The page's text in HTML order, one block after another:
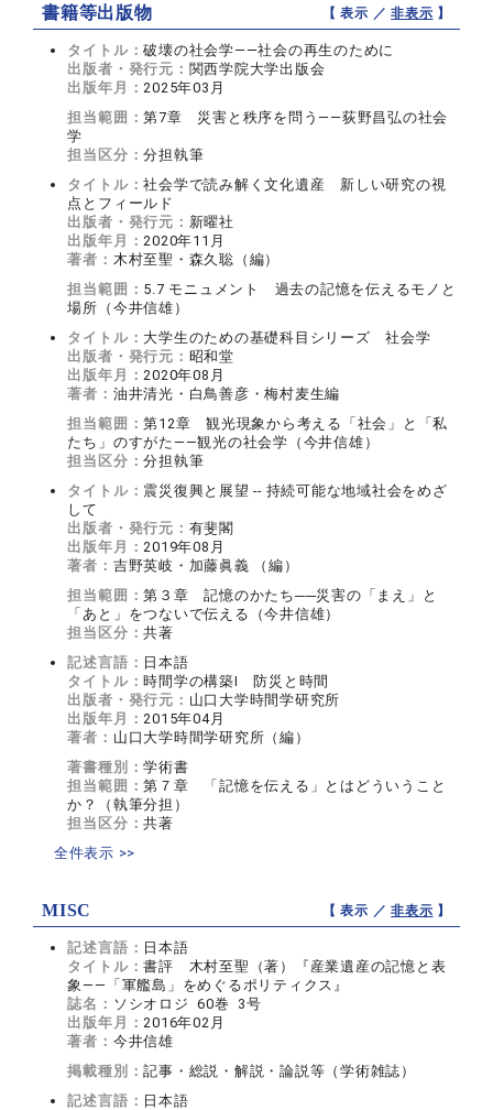
書籍等出版物 【 表示 ／非表示 】
タイトル：破壊の社会学――社会の再生のために
出版者・発行元： 関西学院大学出版会
出版年月：2025年03月
担当範囲：第7章 災害と秩序を問う――荻野昌弘の社会
学
担当区分：分担執筆
タイトル：社会学で読み解く文化遺産 新しい研究の視
点とフィールド
出版者・発行元： 新曜社
出版年月：2020年11月
著者： 木村至聖・森久聡（編）
担当範囲： 5.7 モニュメント 過去の記憶を伝えるモノと
場所（今井信雄）
タイトル： 大学生のための基礎科目シリーズ 社会学
出版者・発行元： 昭和堂
出版年月：2020年08月
著者： 油井清光・白鳥善彦・梅村麦生編
担当範囲：第12章 観光現象から考える「社会」と「私
たち」のすがた――観光の社会学（今井信雄）
担当区分：分担執筆
タイトル： 震災復興と展望 -- 持続可能な地域社会をめざ
して
出版者・発行元： 有斐閣
出版年月：2019年08月
著者： 吉野英岐・加藤眞義 （編）
担当範囲：第３章 記憶のかたち──災害の「まえ」と
「あと」をつないで伝える（今井信雄）
担当区分：共著
記述言語： 日本語
タイトル：時間学の構築Ⅰ 防災と時間
出版者・発行元： 山口大学時間学研究所
出版年月：2015年04月
著者： 山口大学時間学研究所（編）
著書種別：学術書
担当範囲：第７章 「記憶を伝える」とはどういうこと
か？（執筆分担）
担当区分：共著
全件表示 >>
MISC 【 表示 ／非表示 】
記述言語： 日本語
タイトル：書評 木村至聖（著）『産業遺産の記憶と表
象――「軍艦島」をめぐるポリティクス』
誌名： ソシオロジ 60巻 3号
出版年月：2016年02月
著者： 今井信雄
掲載種別：記事・総説・解説・論説等（学術雑誌）
記述言語： 日本語